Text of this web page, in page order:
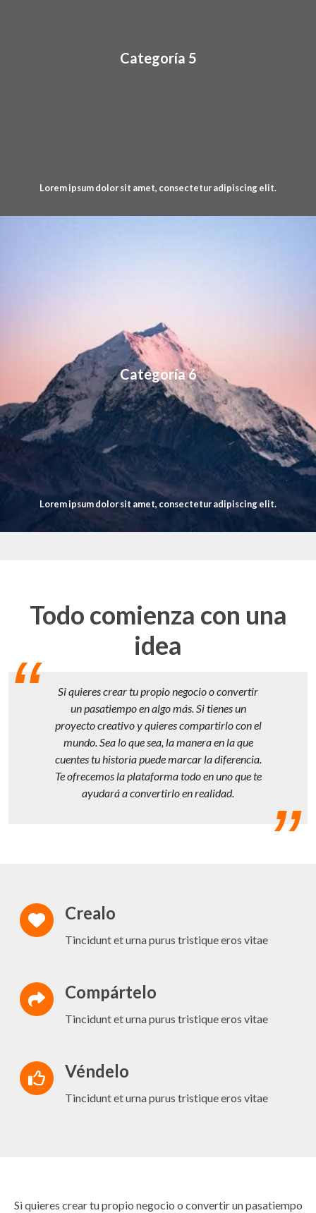
Categoría 5
Lorem ipsum dolor sit amet, consectetur adipiscing elit.
Categoría 6
Lorem ipsum dolor sit amet, consectetur adipiscing elit.
Todo comienza con una
idea
Si quieres crear tu propio negocio o convertir
un pasatiempo en algo más. Si tienes un
proyecto creativo y quieres compartirlo con el
mundo. Sea lo que sea, la manera en la que
cuentes tu historia puede marcar la diferencia.
Te ofrecemos la plataforma todo en uno que te
ayudará a convertirlo en realidad.
Crealo
Tincidunt et urna purus tristique eros vitae
Compártelo
Tincidunt et urna purus tristique eros vitae
Véndelo
Tincidunt et urna purus tristique eros vitae
Si quieres crear tu propio negocio o convertir un pasatiempo